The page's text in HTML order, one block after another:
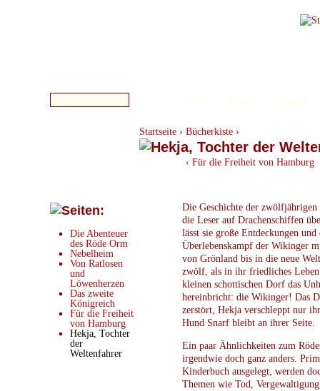
Startseite › Bücherkiste ›
‹ Für die Freiheit von Hamburg
Die Geschichte der
die Leser auf Drachenschiffen
lässt sie große Entdeckungen und
Überlebenskampf der Wikinger
von Grönland bis in die neue
zwölf, als in ihr friedliches
kleinen schottischen Dorf das
hereinbricht: die Wikinger! Das
zerstört, Hekja verschleppt nur
Hund Snarf bleibt an ihrer Seite.
Ein paar Ähnlichkeiten zum
irgendwie doch ganz anders.
Kinderbuch ausgelegt, werden
Themen wie Tod,
Die Abenteuer
des Röde Orm
Nebelheim
Von Ratlosen
und
Löwenherzen
Das zweite
Königreich
Für die Freiheit
von Hamburg
Hekja, Tochter
der
Weltenfahrer